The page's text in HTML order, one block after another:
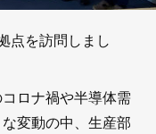
点を訪問しまし
ロナ禍や半導体需
変動の中、生産部